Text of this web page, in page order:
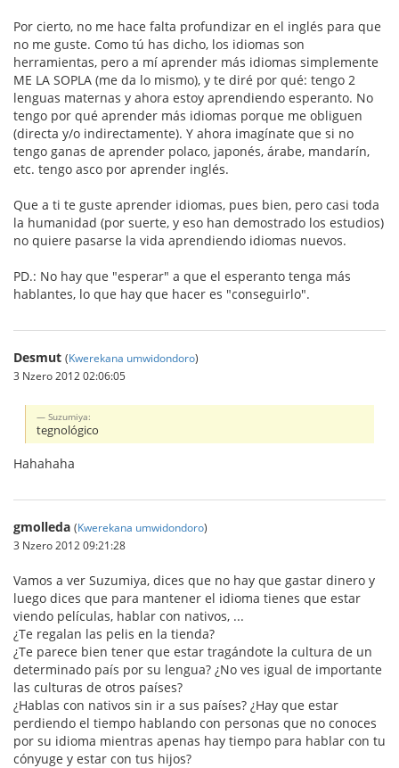
Por cierto, no me hace falta profundizar en el inglés para que
no me guste. Como tú has dicho, los idiomas son
herramientas, pero a mí aprender más idiomas simplemente
ME LA SOPLA (me da lo mismo), y te diré por qué: tengo 2
lenguas maternas y ahora estoy aprendiendo esperanto. No
tengo por qué aprender más idiomas porque me obliguen
(directa y/o indirectamente). Y ahora imagínate que si no
tengo ganas de aprender polaco, japonés, árabe, mandarín,
etc. tengo asco por aprender inglés.
Que a ti te guste aprender idiomas, pues bien, pero casi toda
la humanidad (por suerte, y eso han demostrado los estudios)
no quiere pasarse la vida aprendiendo idiomas nuevos.
PD.: No hay que "esperar" a que el esperanto tenga más
hablantes, lo que hay que hacer es "conseguirlo".
Desmut (Kwerekana umwidondoro)
3 Nzero 2012 02:06:05
Suzumiya:
tegnológico
Hahahaha
gmolleda (Kwerekana umwidondoro)
3 Nzero 2012 09:21:28
Vamos a ver Suzumiya, dices que no hay que gastar dinero y
luego dices que para mantener el idioma tienes que estar
viendo películas, hablar con nativos, ...
¿Te regalan las pelis en la tienda?
¿Te parece bien tener que estar tragándote la cultura de un
determinado país por su lengua? ¿No ves igual de importante
las culturas de otros países?
¿Hablas con nativos sin ir a sus países? ¿Hay que estar
perdiendo el tiempo hablando con personas que no conoces
por su idioma mientras apenas hay tiempo para hablar con tu
cónyuge y estar con tus hijos?